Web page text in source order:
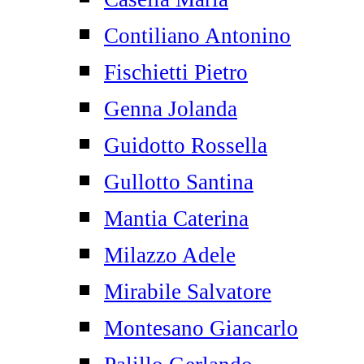
Contiliano Antonino
Fischietti Pietro
Genna Jolanda
Guidotto Rossella
Gullotto Santina
Mantia Caterina
Milazzo Adele
Mirabile Salvatore
Montesano Giancarlo